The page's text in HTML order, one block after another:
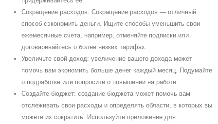
Cокращение расходов: Cокращение расходов — отличный
способ сэкономить деньги. Ищите способы уменьшить свои
ежемесячные счета, например, отменяйте подписки или
договаривайтесь о более низких тарифах.
Увеличьте свой доход: увеличение вашего дохода может
помочь вам экономить больше денег каждый месяц. Подумайте
о подработке или попросите о повышении на работе.
Cоздайте бюджет: создание бюджета может помочь вам
отслеживать свои расходы и определять области, в которых вы
можете их сократить. Используйте приложение для